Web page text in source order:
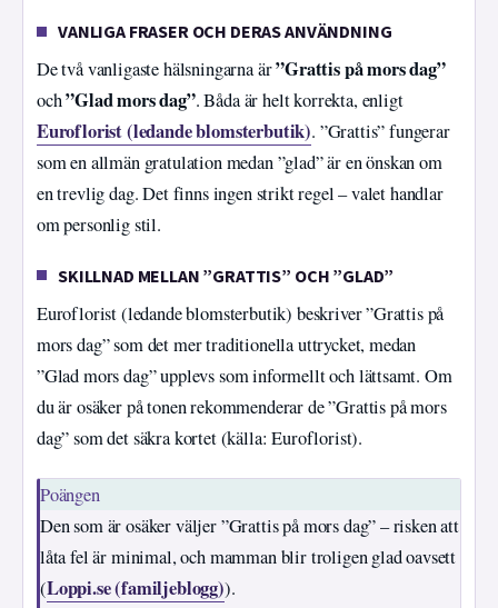
VANLIGA FRASER OCH DERAS ANVÄNDNING
De två vanligaste hälsningarna är”Grattis på mors dag”
och”Glad mors dag”. Båda är helt korrekta, enligt
Euroflorist (ledande blomsterbutik). ”Grattis” fungerar
som en allmän gratulation medan ”glad” är en önskan om
en trevlig dag. Det finns ingen strikt regel – valet handlar
om personlig stil.
SKILLNAD MELLAN ”GRATTIS” OCH ”GLAD”
Euroflorist (ledande blomsterbutik) beskriver ”Grattis på
mors dag” som det mer traditionella uttrycket, medan
”Glad mors dag” upplevs som informellt och lättsamt. Om
du är osäker på tonen rekommenderar de ”Grattis på mors
dag” som det säkra kortet (källa: Euroflorist).
Poängen
Den som är osäker väljer ”Grattis på mors dag” – risken att
låta fel är minimal, och mamman blir troligen glad oavsett
(Loppi.se (familjeblogg)).